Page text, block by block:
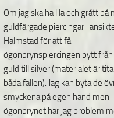
Om jag ska ha lila och grått
guldfärgade piercingar i
Halmstad för att få
ögonbrynspiercingen bytt från
guld till silver (materialet är
båda fallen). Jag kan byta de
smyckena på egen hand men
ögonbrynet har jag problem